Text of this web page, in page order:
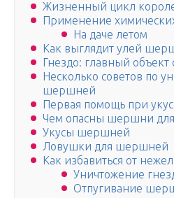
Жизненный цикл
Применение
На даче летом
Как выглядит улей
Гнездо: главный объект
Несколько советов по
шершней
Первая помощь при
Чем опасны шершни для
Укусы шершней
Ловушки для шершней
Как избавиться от
Уничтожение
Отпугивание